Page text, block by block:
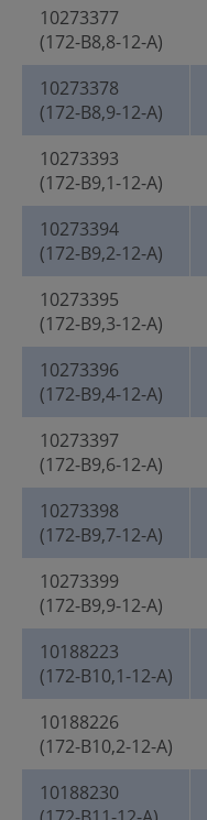
10273377
(172-B8,8-12-A)
10273378
(172-B8,9-12-A)
10273393
(172-B9,1-12-A)
10273394
(172-B9,2-12-A)
10273395
(172-B9,3-12-A)
10273396
(172-B9,4-12-A)
10273397
(172-B9,6-12-A)
10273398
(172-B9,7-12-A)
10273399
(172-B9,9-12-A)
10188223
(172-B10,1-12-A)
10188226
(172-B10,2-12-A)
10188230